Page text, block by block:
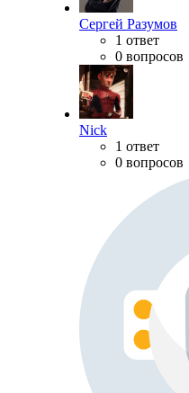
Сергей Разумов
1 ответ
0 вопросов
Nick
1 ответ
0 вопросов